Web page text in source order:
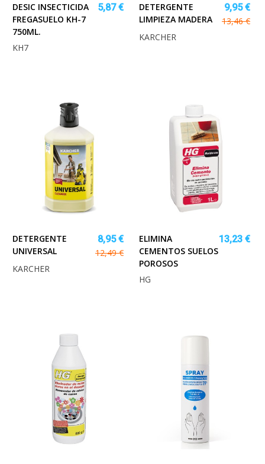
DESIC INSECTICIDA
FREGASUELO KH-7
750ML.
5,87 €
KH7
DETERGENTE
LIMPIEZA MADERA
9,95 €
13,46 €
KARCHER
DETERGENTE
UNIVERSAL
8,95 €
12,49 €
KARCHER
ELIMINA
CEMENTOS SUELOS
POROSOS
13,23 €
HG